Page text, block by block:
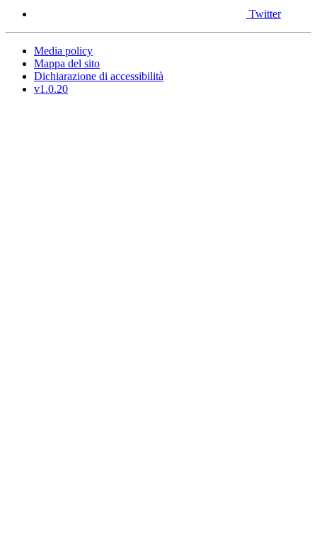
Twitter
Media policy
Mappa del sito
Dichiarazione di accessibilità
v1.0.20